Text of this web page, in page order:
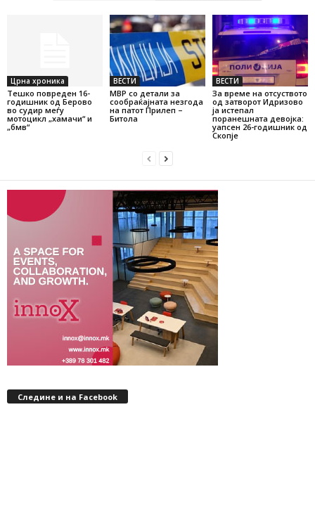
Црна хроника
Тешко повреден 16-
годишник од Берово
во судир меѓу
мотоцикл „хамачи“ и
„бмв“
ВЕСТИ
МВР со детали за
сообраќајната незгода
на патот Прилеп –
Битола
ВЕСТИ
За време на отсуството
од затворот Идризово
ја истепал
поранешната девојка:
уапсен 26-годишник од
Скопје
Следине и на Facebook